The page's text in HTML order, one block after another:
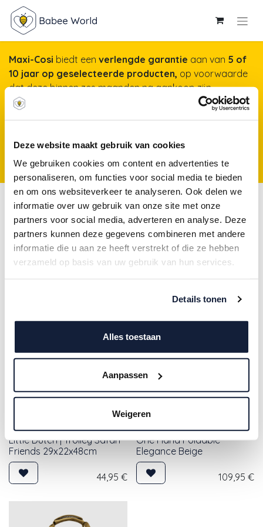
Deze website maakt gebruik van cookies
We gebruiken cookies om content en advertenties te
personaliseren, om functies voor social media te bieden
en om ons websiteverkeer te analyseren. Ook delen we
informatie over uw gebruik van onze site met onze
partners voor social media, adverteren en analyse. Deze
partners kunnen deze gegevens combineren met andere
informatie die u aan ze heeft verstrekt of die ze hebben
verzameld op basis van uw gebruik van hun services.
Details tonen
Alles toestaan
Aanpassen
Weigeren
Maxi-Cosi biedt een verlengde garantie aan van 5 of
10 jaar op geselecteerde producten, op voorwaarde
dat deze binnen zes maanden na aankoop zijn
geregistreerd op onze website. Het duurt maar een
verlengde garantie.
Reistassen- & koffers
Matrassen
&
accessoires
Reisaccessoires
Little Dutch | Trolley Safari
Friends 29x22x48cm
44,95 €
Maxi Cosi | Reisbed Merlin
One Hand Foldable
Elegance Beige
109,95 €